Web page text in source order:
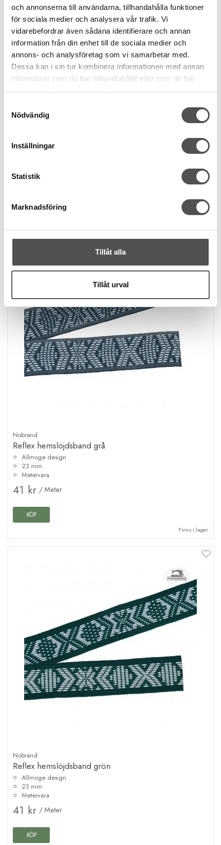
och annonserna till användarna, tillhandahålla funktioner
för sociala medier och analysera vår trafik. Vi
vidarebefordrar även sådana identifierare och annan
information från din enhet till de sociala medier och
annons- och analysföretag som vi samarbetar med.
Dessa kan i sin tur kombinera informationen med annan
information som du har tillhandahållit eller som de har
samlat in när du har använt deras tjänster.
Nödvändig
Inställningar
Statistik
Marknadsföring
Tillåt alla
Tillåt urval
Nobrand
23 mm
Finns i lager
Nobrand
Reflex hemslöjdsband grå
Allmoge design
23 mm
Metervara
41 kr / Meter
KÖP
Finns i lager
Nobrand
Reflex hemslöjdsband grön
Allmoge design
23 mm
Metervara
41 kr / Meter
KÖP